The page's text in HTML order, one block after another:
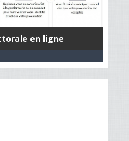
en ligne